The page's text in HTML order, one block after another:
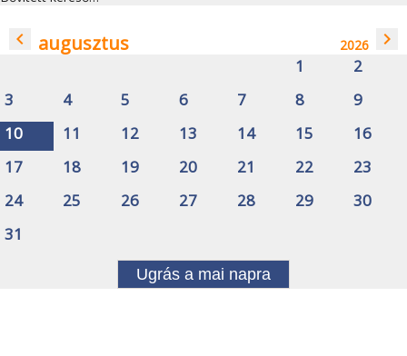
navigate_before augusztus 2026 navigate_next
1
2
3
4 5 6 7 8
9
10
11 12 13 14 15
16
17
18 19 20 21 22
23
24
25 26 27 28 29
30
31
Ugrás a mai napra